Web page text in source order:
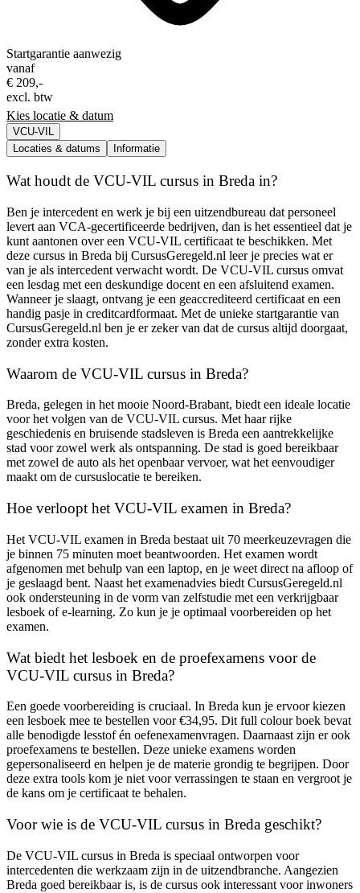
Startgarantie aanwezig
vanaf
€ 209,-
excl. btw
Kies locatie & datum
VCU-VIL
Locaties & datums
Informatie
Wat houdt de VCU-VIL cursus in Breda in?
Ben je intercedent en werk je bij een uitzendbureau dat personeel
levert aan VCA-gecertificeerde bedrijven, dan is het essentieel dat je
kunt aantonen over een VCU-VIL certificaat te beschikken. Met
deze cursus in Breda bij CursusGeregeld.nl leer je precies wat er
van je als intercedent verwacht wordt. De VCU-VIL cursus omvat
een lesdag met een deskundige docent en een afsluitend examen.
Wanneer je slaagt, ontvang je een geaccrediteerd certificaat en een
handig pasje in creditcardformaat. Met de unieke startgarantie van
CursusGeregeld.nl ben je er zeker van dat de cursus altijd doorgaat,
zonder extra kosten.
Waarom de VCU-VIL cursus in Breda?
Breda, gelegen in het mooie Noord-Brabant, biedt een ideale locatie
voor het volgen van de VCU-VIL cursus. Met haar rijke
geschiedenis en bruisende stadsleven is Breda een aantrekkelijke
stad voor zowel werk als ontspanning. De stad is goed bereikbaar
met zowel de auto als het openbaar vervoer, wat het eenvoudiger
maakt om de cursuslocatie te bereiken.
Hoe verloopt het VCU-VIL examen in Breda?
Het VCU-VIL examen in Breda bestaat uit 70 meerkeuzevragen die
je binnen 75 minuten moet beantwoorden. Het examen wordt
afgenomen met behulp van een laptop, en je weet direct na afloop of
je geslaagd bent. Naast het examenadvies biedt CursusGeregeld.nl
ook ondersteuning in de vorm van zelfstudie met een verkrijgbaar
lesboek of e-learning. Zo kun je je optimaal voorbereiden op het
examen.
Wat biedt het lesboek en de proefexamens voor de
VCU-VIL cursus in Breda?
Een goede voorbereiding is cruciaal. In Breda kun je ervoor kiezen
een lesboek mee te bestellen voor €34,95. Dit full colour boek bevat
alle benodigde lesstof én oefenexamenvragen. Daarnaast zijn er ook
proefexamens te bestellen. Deze unieke examens worden
gepersonaliseerd en helpen je de materie grondig te begrijpen. Door
deze extra tools kom je niet voor verrassingen te staan en vergroot je
de kans om je certificaat te behalen.
Voor wie is de VCU-VIL cursus in Breda geschikt?
De VCU-VIL cursus in Breda is speciaal ontworpen voor
intercedenten die werkzaam zijn in de uitzendbranche. Aangezien
Breda goed bereikbaar is, is de cursus ook interessant voor inwoners